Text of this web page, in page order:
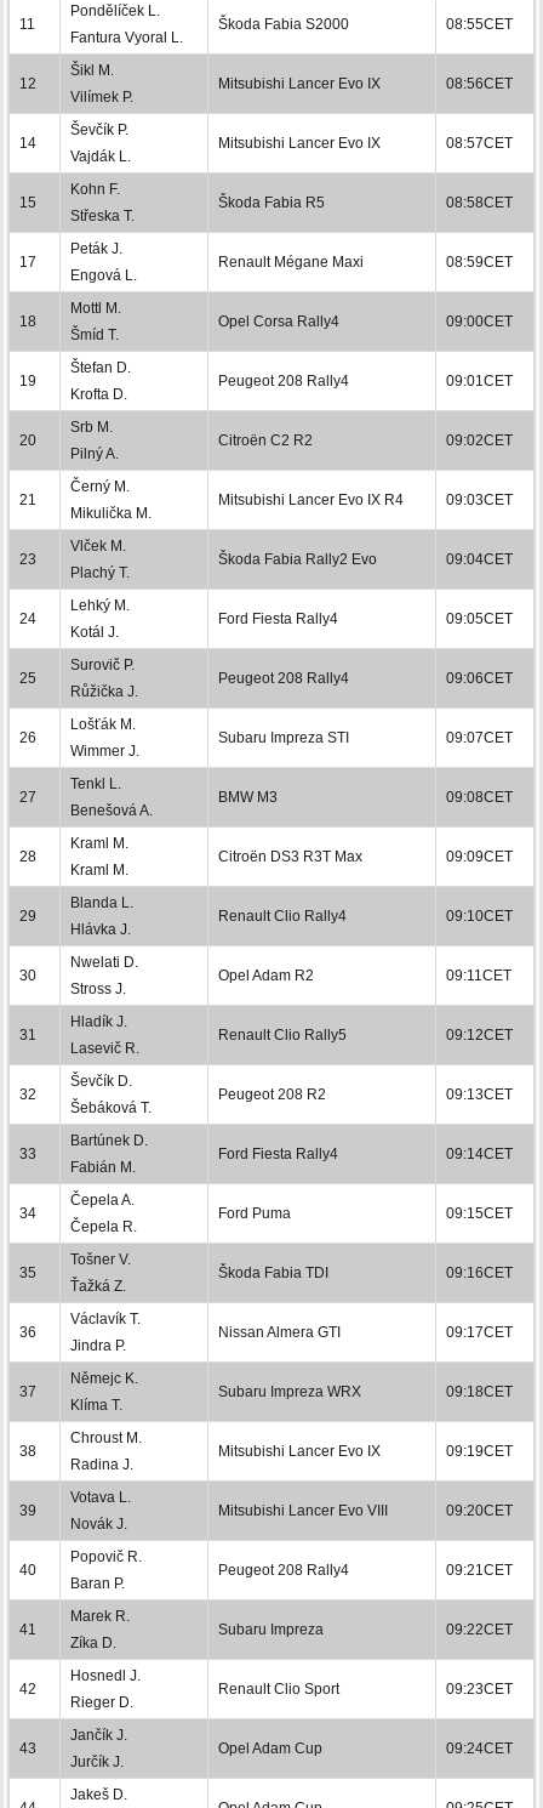
11
Pondělíček L.
Fantura Vyoral L.
Škoda Fabia S2000 08:55CET
12
Šikl M.
Vilímek P.
Mitsubishi Lancer Evo IX 08:56CET
14
Ševčík P.
Vajdák L.
Mitsubishi Lancer Evo IX 08:57CET
15
Kohn F.
Střeska T.
Škoda Fabia R5 08:58CET
17
Peták J.
Engová L.
Renault Mégane Maxi 08:59CET
18
Mottl M.
Šmíd T.
Opel Corsa Rally4 09:00CET
19
Štefan D.
Krofta D.
Peugeot 208 Rally4 09:01CET
20
Srb M.
Pilný A.
Citroën C2 R2 09:02CET
21
Černý M.
Mikulička M.
Mitsubishi Lancer Evo IX R4 09:03CET
23
Vlček M.
Plachý T.
Škoda Fabia Rally2 Evo 09:04CET
24
Lehký M.
Kotál J.
Ford Fiesta Rally4 09:05CET
25
Surovič P.
Růžička J.
Peugeot 208 Rally4 09:06CET
26
Lošťák M.
Wimmer J.
Subaru Impreza STI 09:07CET
27
Tenkl L.
Benešová A.
BMW M3 09:08CET
28
Kraml M.
Kraml M.
Citroën DS3 R3T Max 09:09CET
29
Blanda L.
Hlávka J.
Renault Clio Rally4 09:10CET
30
Nwelati D.
Stross J.
Opel Adam R2 09:11CET
31
Hladík J.
Lasevič R.
Renault Clio Rally5 09:12CET
32
Ševčík D.
Šebáková T.
Peugeot 208 R2 09:13CET
33
Bartúnek D.
Fabián M.
Ford Fiesta Rally4 09:14CET
34
Čepela A.
Čepela R.
Ford Puma 09:15CET
35
Tošner V.
Ťažká Z.
Škoda Fabia TDI 09:16CET
36
Václavík T.
Jindra P.
Nissan Almera GTI 09:17CET
37
Němejc K.
Klíma T.
Subaru Impreza WRX 09:18CET
38
Chroust M.
Radina J.
Mitsubishi Lancer Evo IX 09:19CET
39
Votava L.
Novák J.
Mitsubishi Lancer Evo VIII 09:20CET
40
Popovič R.
Baran P.
Peugeot 208 Rally4 09:21CET
41
Marek R.
Zíka D.
Subaru Impreza 09:22CET
42
Hosnedl J.
Rieger D.
Renault Clio Sport 09:23CET
43
Jančík J.
Jurčík J.
Opel Adam Cup 09:24CET
Jakeš D.